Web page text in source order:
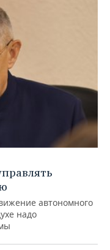
автономного
надо